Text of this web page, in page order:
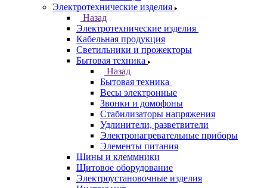
Электротехнические изделия
Назад
Электротехнические изделия
Кабельная продукция
Светильники и прожекторы
Бытовая техника
Назад
Бытовая техника
Весы электронные
Звонки и домофоны
Стабилизаторы напряжения
Удлинители, разветвители
Электронагревательные приборы
Элементы питания
Шины и клеммники
Щитовое оборудование
Электроустановочные изделия